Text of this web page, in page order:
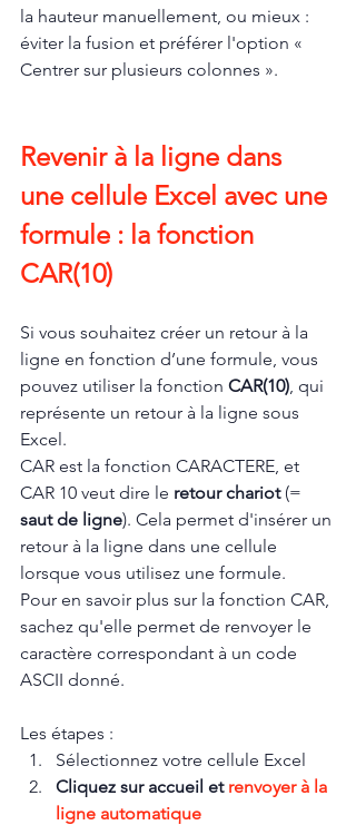
la hauteur manuellement, ou mieux :
éviter la fusion et préférer l'option «
Centrer sur plusieurs colonnes ».
Revenir à la ligne dans
une cellule Excel avec une
formule : la fonction
CAR(10)
Si vous souhaitez créer un retour à la
ligne en fonction d’une formule, vous
pouvez utiliser la fonction CAR(10) , qui
représente un retour à la ligne sous
Excel.
CAR est la fonction CARACTERE, et
CAR 10 veut dire le retour chariot (=
saut de ligne). Cela permet d'insérer un
retour à la ligne dans une cellule
lorsque vous utilisez une formule.
Pour en savoir plus sur la fonction CAR,
sachez qu'elle permet de renvoyer le
caractère correspondant à un code
ASCII donné.
Les étapes :
Sélectionnez votre cellule Excel
Cliquez sur accueil et renvoyer à la
ligne automatique